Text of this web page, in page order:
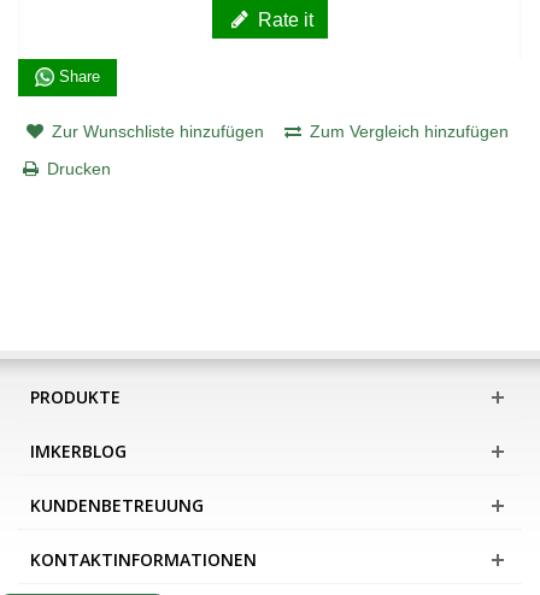
Rate it
Share
Zur Wunschliste hinzufügen
Zum Vergleich hinzufügen
Drucken
PRODUKTE
IMKERBLOG
KUNDENBETREUUNG
KONTAKTINFORMATIONEN